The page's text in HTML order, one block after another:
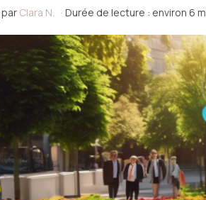
par Clara N. · Durée de lecture : environ 6